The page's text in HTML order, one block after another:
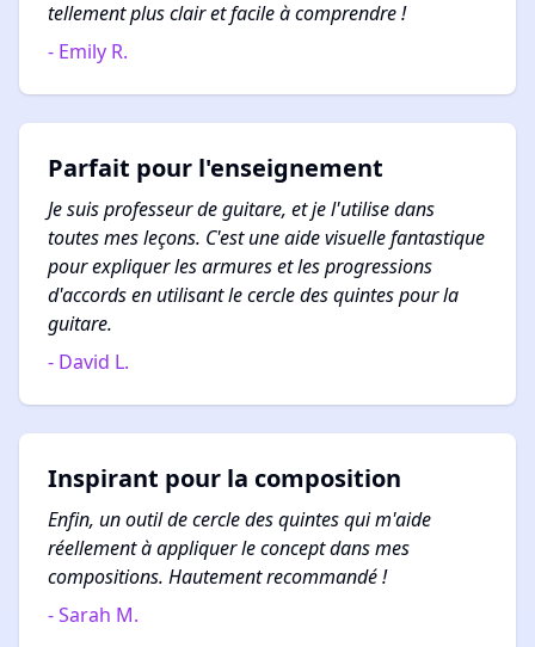
tellement plus clair et facile à comprendre !
- Emily R.
Parfait pour l'enseignement
Je suis professeur de guitare, et je l'utilise dans
toutes mes leçons. C'est une aide visuelle fantastique
pour expliquer les armures et les progressions
d'accords en utilisant le cercle des quintes pour la
guitare.
- David L.
Inspirant pour la composition
Enfin, un outil de cercle des quintes qui m'aide
réellement à appliquer le concept dans mes
compositions. Hautement recommandé !
- Sarah M.